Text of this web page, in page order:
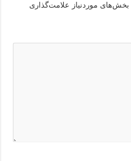
بخش‌های موردنیاز علامت‌گذاری